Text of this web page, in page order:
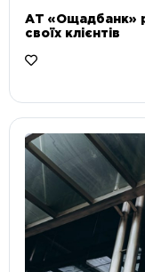
АТ «Ощадбанк»
своїх клієнтів